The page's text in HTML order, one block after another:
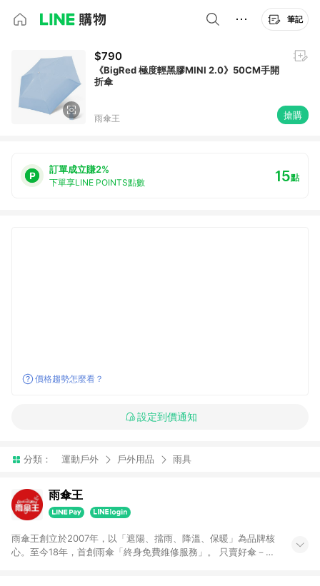
筆記
$790
《BigRed 極度輕黑膠MINI 2.0》50CM手開
折傘
雨傘王 搶購
訂單成立賺2%
下單享LINE POINTS點數 15點
價格趨勢怎麼看？
設定到價通知
分類： 運動戶外 戶外用品 雨具
雨傘王
雨傘王創立於2007年，以「遮陽、擋雨、降溫、保暖」為品牌核
心。至今18年，首創雨傘「終身免費維修服務」。 只賣好傘－針